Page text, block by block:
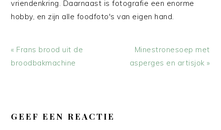
vriendenkring. Daarnaast is fotografie een enorme
hobby, en zijn alle foodfoto's van eigen hand.
Vorig
bericht:
« Frans brood uit de
broodbakmachine
Volgend
bericht:
Minestronesoep met
asperges en artisjok »
INTERACTIES
GEEF EEN REACTIE